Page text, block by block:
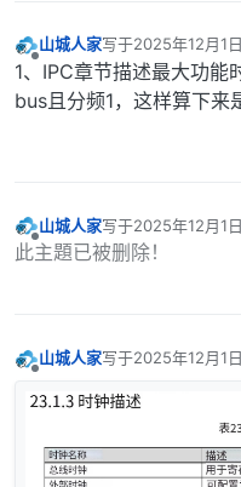
离线
山城人家写于2025年12月1
最后由 编辑
1、IPC章节描述最大功
bus且分频1，这样算下
离线
山城人家写于2025年12月1
最后由 编辑
此主題已被删除！
山城人家写于2025年12月1
最后由 编辑